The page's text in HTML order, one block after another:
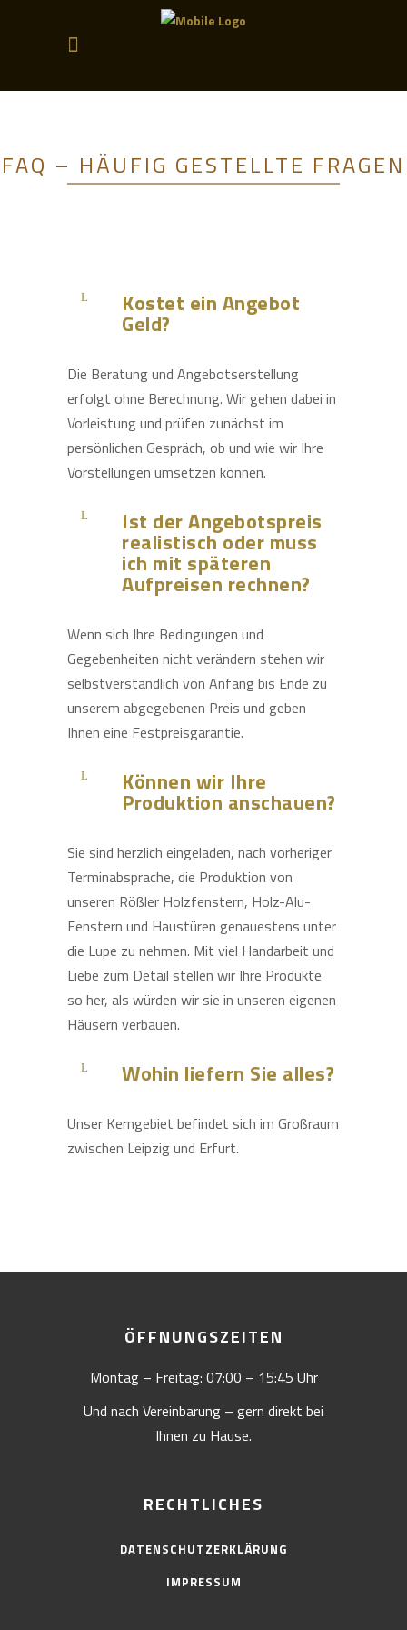
FAQ – HÄUFIG GESTELLTE FRAGEN
Kostet ein Angebot
Geld?
Die Beratung und Angebotserstellung
erfolgt ohne Berechnung. Wir gehen dabei in
Vorleistung und prüfen zunächst im
persönlichen Gespräch, ob und wie wir Ihre
Vorstellungen umsetzen können.
Ist der Angebotspreis
realistisch oder muss
ich mit späteren
Aufpreisen rechnen?
Wenn sich Ihre Bedingungen und
Gegebenheiten nicht verändern stehen wir
selbstverständlich von Anfang bis Ende zu
unserem abgegebenen Preis und geben
Ihnen eine Festpreisgarantie.
Können wir Ihre
Produktion anschauen?
Sie sind herzlich eingeladen, nach vorheriger
Terminabsprache, die Produktion von
unseren Rößler Holzfenstern, Holz-Alu-
Fenstern und Haustüren genauestens unter
die Lupe zu nehmen. Mit viel Handarbeit und
Liebe zum Detail stellen wir Ihre Produkte
so her, als würden wir sie in unseren eigenen
Häusern verbauen.
Wohin liefern Sie alles?
Unser Kerngebiet befindet sich im Großraum
zwischen Leipzig und Erfurt.
ÖFFNUNGSZEITEN
Montag – Freitag: 07:00 – 15:45 Uhr
Und nach Vereinbarung – gern direkt bei
Ihnen zu Hause.
RECHTLICHES
DATENSCHUTZERKLÄRUNG
IMPRESSUM